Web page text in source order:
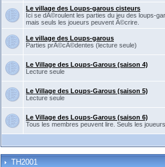
Le village des Loups-garous cisteurs
Ici se dÃ©roulent les parties du jeu des loups-
mais seuls les joueurs peuvent Ã©crire.
Le village des Loups-garous
Parties prÃ©cÃ©dentes (lecture seule)
Le Village des Loups-Garous (saison 4)
Lecture seule
Le Village des Loups-Garous (saison 5)
Lecture seule
Le Village des Loups-Garous (saison 6)
Tous les membres peuvent lire. Seuls les
TH2001